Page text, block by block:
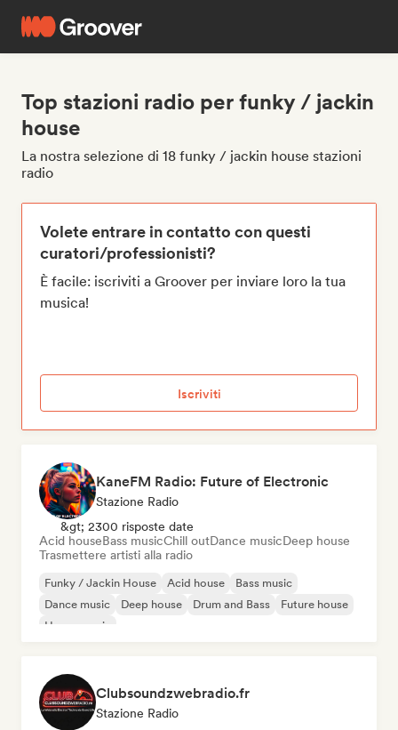
Top stazioni radio per funky / jackin
house
La nostra selezione di 18 funky / jackin house stazioni
radio
Volete entrare in contatto con questi
curatori/professionisti?
È facile: iscriviti a Groover per inviare loro la tua
musica!
Iscriviti
KaneFM Radio: Future of Electronic
Stazione Radio
&gt; 2300 risposte date
Acid houseBass musicChill outDance musicDeep house
Trasmettere artisti alla radio
Funky / Jackin House Acid house
Bass music
Dance music
Deep house Drum and Bass
Future house
House music
Clubsoundzwebradio.fr
Stazione Radio